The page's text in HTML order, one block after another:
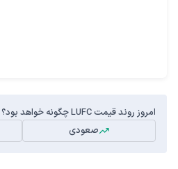
امروز روند قیمت LUFC چگونه خواهد بود؟
صعودی